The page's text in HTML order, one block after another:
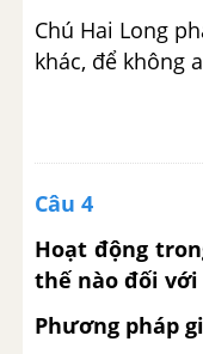
Chú Hai Long
khác, để không
Câu 4
Hoạt động
thế nào đối với
Phương pháp